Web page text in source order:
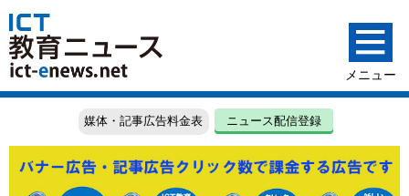
媒体・記事広告料金表 ニュース配信登録